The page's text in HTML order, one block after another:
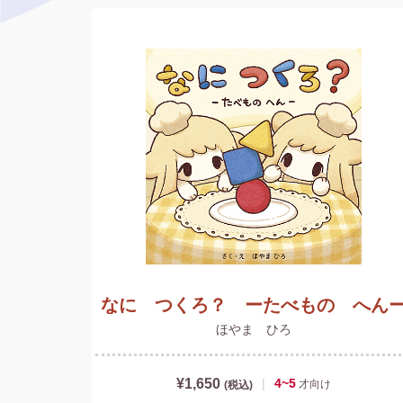
なに つくろ？ ーたべもの へん
ほやま ひろ
¥1,650 (税込) | 4~5 才向け